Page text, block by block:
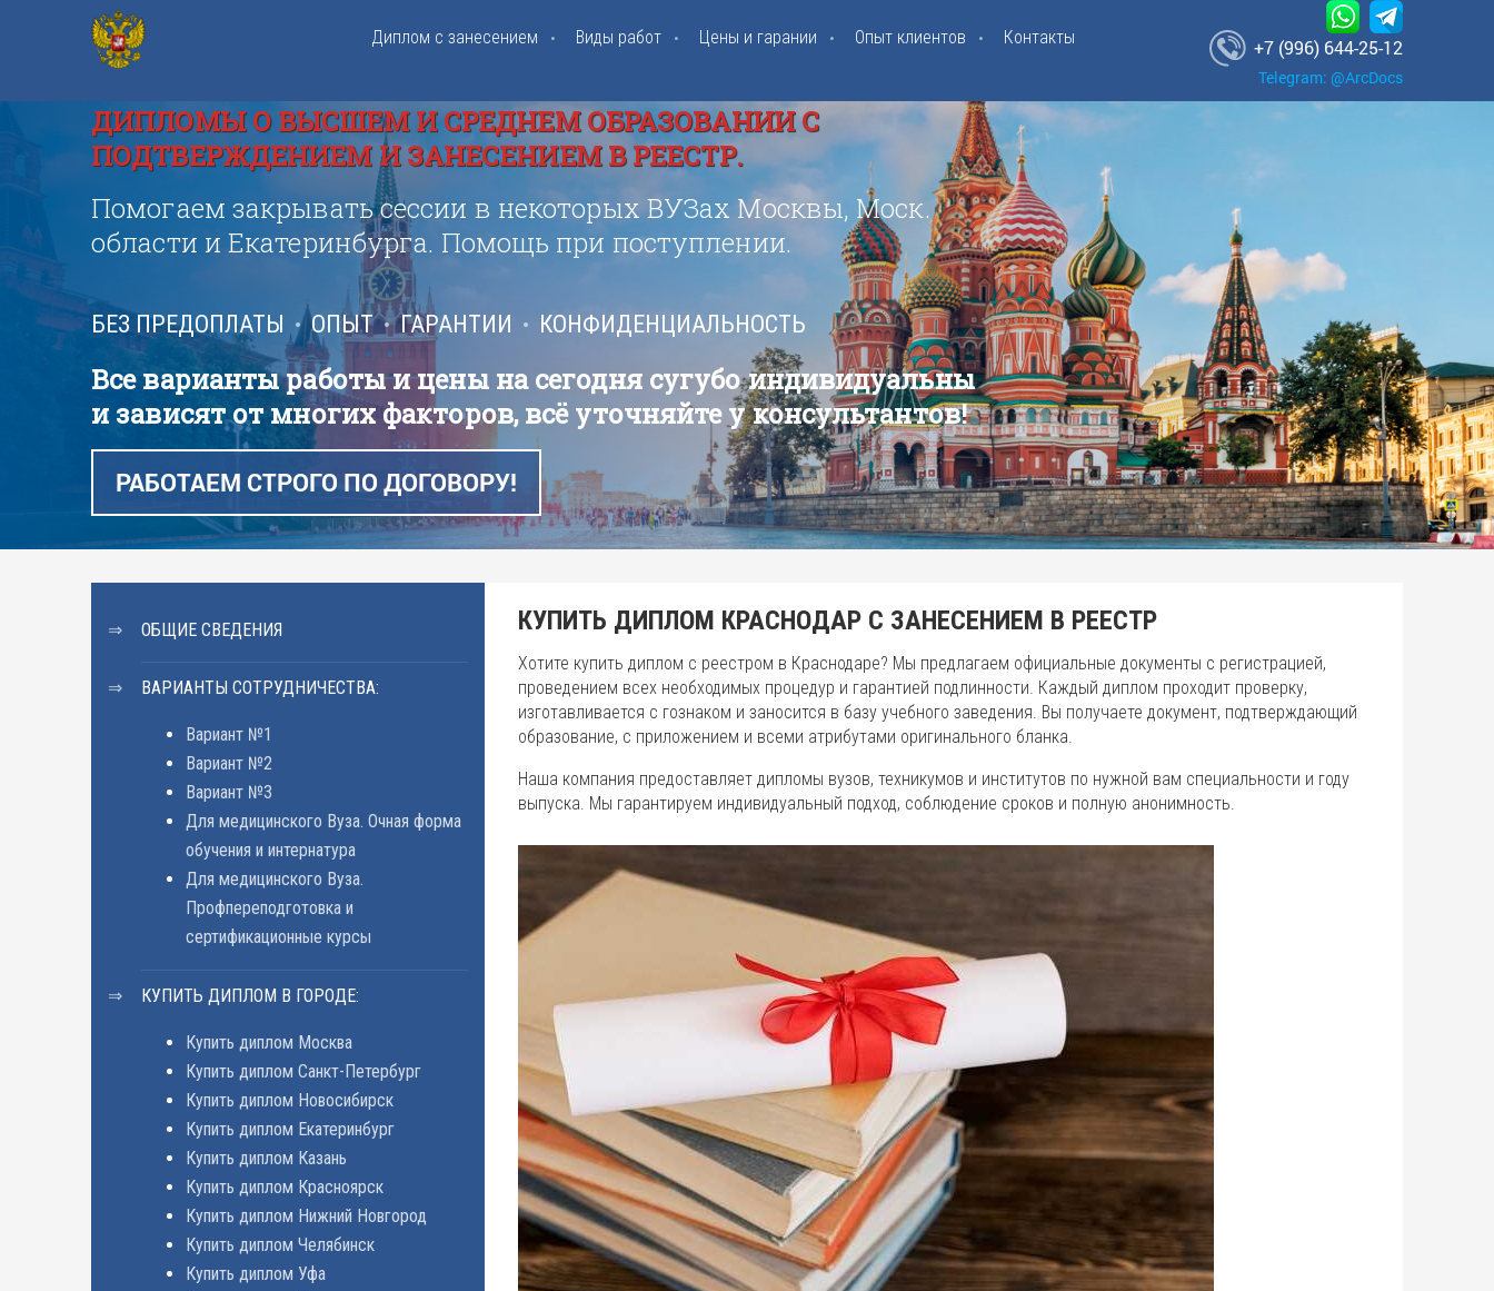
Диплом с занесением Виды работ Цены и гарании Опыт клиентов Контакты +7 (996) 644-25-12
Telegram: @ArcDocs
ДИПЛОМЫ О ВЫСШЕМ И СРЕДНЕМ ОБРАЗОВАНИИ С
ПОДТВЕРЖДЕНИЕМ И ЗАНЕСЕНИЕМ В РЕЕСТР.
Помогаем закрывать сессии в некоторых ВУЗах Москвы, Моск.
области и Екатеринбурга. Помощь при поступлении.
БЕЗ ПРЕДОПЛАТЫ ОПЫТ ГАРАНТИИ КОНФИДЕНЦИАЛЬНОСТЬ
Все варианты работы и цены на сегодня сугубо индивидуальны
и зависят от многих факторов, всё уточняйте у консультантов!
РАБОТАЕМ СТРОГО ПО ДОГОВОРУ!
ОБЩИЕ СВЕДЕНИЯ
ВАРИАНТЫ СОТРУДНИЧЕСТВА:
Вариант №1
Вариант №2
Вариант №3
Для медицинского Вуза. Очная форма
обучения и интернатура
Для медицинского Вуза.
Профпереподготовка и
сертификационные курсы
КУПИТЬ ДИПЛОМ В ГОРОДЕ:
Купить диплом Москва
Купить диплом Санкт-Петербург
Купить диплом Новосибирск
Купить диплом Екатеринбург
Купить диплом Казань
Купить диплом Красноярск
Купить диплом Нижний Новгород
Купить диплом Челябинск
Купить диплом Уфа
КУПИТЬ ДИПЛОМ КРАСНОДАР С ЗАНЕСЕНИЕМ В РЕЕСТР
Хотите купить диплом с реестром в Краснодаре? Мы предлагаем официальные документы с регистрацией,
проведением всех необходимых процедур и гарантией подлинности. Каждый диплом проходит проверку,
изготавливается с гознаком и заносится в базу учебного заведения. Вы получаете документ, подтверждающий
образование, с приложением и всеми атрибутами оригинального бланка.
Наша компания предоставляет дипломы вузов, техникумов и институтов по нужной вам специальности и году
выпуска. Мы гарантируем индивидуальный подход, соблюдение сроков и полную анонимность.